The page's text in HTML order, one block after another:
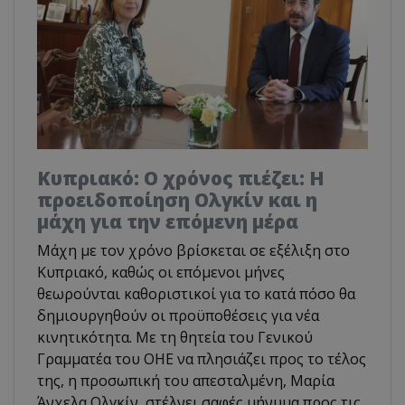
Κυπριακό: Ο χρόνος πιέζει: Η
προειδοποίηση Ολγκίν και η
μάχη για την επόμενη μέρα
Μάχη με τον χρόνο βρίσκεται σε εξέλιξη στο
Κυπριακό, καθώς οι επόμενοι μήνες
θεωρούνται καθοριστικοί για το κατά πόσο θα
δημιουργηθούν οι προϋποθέσεις για νέα
κινητικότητα. Με τη θητεία του Γενικού
Γραμματέα του ΟΗΕ να πλησιάζει προς το τέλος
της, η προσωπική του απεσταλμένη, Μαρία